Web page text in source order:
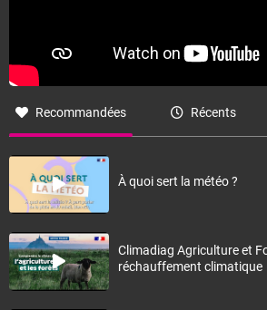
Recommandées Récents
À quoi sert la météo ?
Climadiag Agriculture et
réchauffement climatique